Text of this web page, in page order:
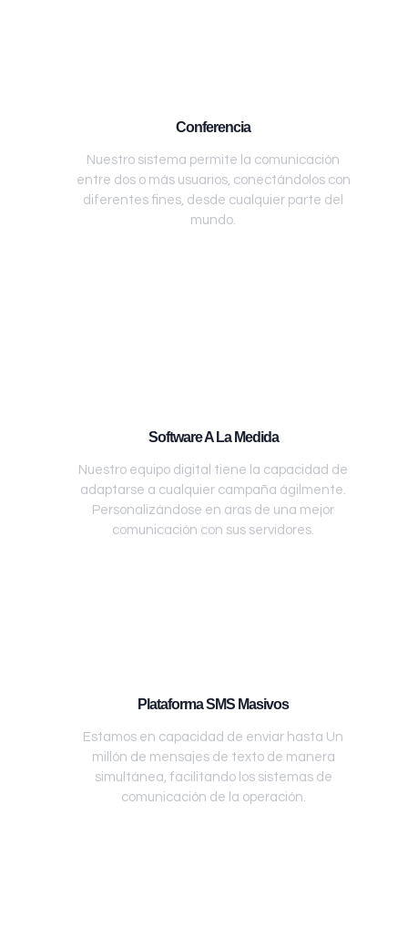
Conferencia
Nuestro sistema permite la comunicación
entre dos o más usuarios, conectándolos con
diferentes fines, desde cualquier parte del
mundo.
Software A La Medida
Nuestro equipo digital tiene la capacidad de
adaptarse a cualquier campaña ágilmente.
Personalizándose en aras de una mejor
comunicación con sus servidores.
Plataforma SMS Masivos
Estamos en capacidad de enviar hasta Un
millón de mensajes de texto de manera
simultánea, facilitando los sistemas de
comunicación de la operación.